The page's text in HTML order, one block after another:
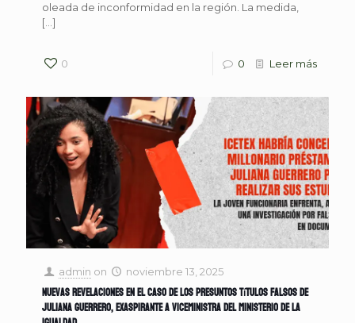
oleada de inconformidad en la región. La medida,
[…]
0 0 Leer más
admin on noviembre 13, 2025
Nuevas revelaciones en el caso de los presuntos títulos falsos de
Juliana Guerrero, exaspirante a viceministra del Ministerio de la